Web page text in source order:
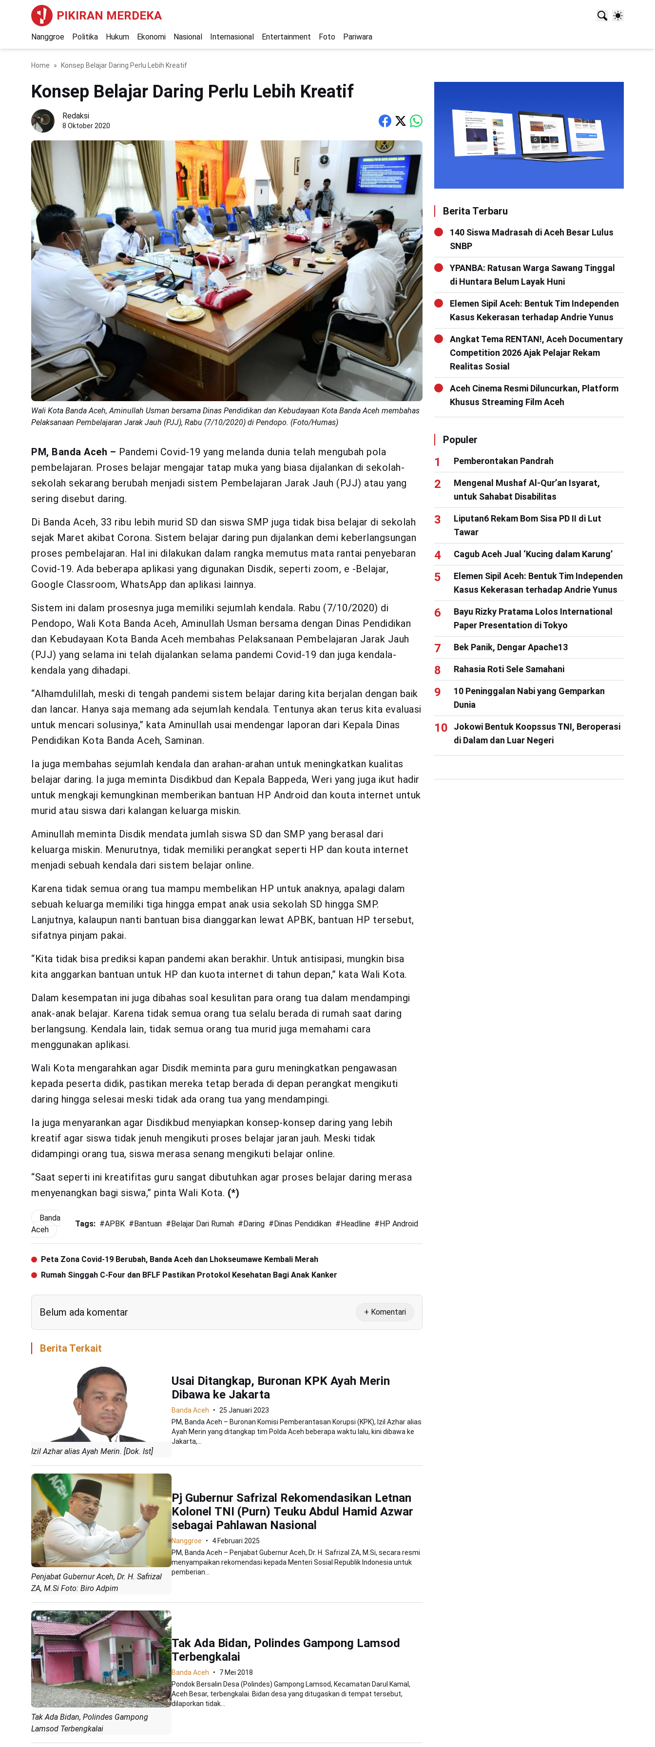
PIKIRAN MERDEKA
Nanggroe Politika Hukum Ekonomi Nasional Internasional Entertainment Foto Pariwara
Home Konsep Belajar Daring Perlu Lebih Kreatif
Konsep Belajar Daring Perlu Lebih Kreatif
Redaksi
8 Oktober 2020
Wali Kota Banda Aceh, Aminullah Usman bersama Dinas Pendidikan dan Kebudayaan Kota Banda Aceh membahas
Pelaksanaan Pembelajaran Jarak Jauh (PJJ), Rabu (7/10/2020) di Pendopo. (Foto/Humas)
PM, Banda Aceh – Pandemi Covid-19 yang melanda dunia telah mengubah pola
pembelajaran. Proses belajar mengajar tatap muka yang biasa dijalankan di sekolah-
sekolah sekarang berubah menjadi sistem Pembelajaran Jarak Jauh (PJJ) atau yang
sering disebut daring.
Di Banda Aceh, 33 ribu lebih murid SD dan siswa SMP juga tidak bisa belajar di sekolah
sejak Maret akibat Corona. Sistem belajar daring pun dijalankan demi keberlangsungan
proses pembelajaran. Hal ini dilakukan dalam rangka memutus mata rantai penyebaran
Covid-19. Ada beberapa aplikasi yang digunakan Disdik, seperti zoom, e -Belajar,
Google Classroom, WhatsApp dan aplikasi lainnya.
Sistem ini dalam prosesnya juga memiliki sejumlah kendala. Rabu (7/10/2020) di
Pendopo, Wali Kota Banda Aceh, Aminullah Usman bersama dengan Dinas Pendidikan
dan Kebudayaan Kota Banda Aceh membahas Pelaksanaan Pembelajaran Jarak Jauh
(PJJ) yang selama ini telah dijalankan selama pandemi Covid-19 dan juga kendala-
kendala yang dihadapi.
“Alhamdulillah, meski di tengah pandemi sistem belajar daring kita berjalan dengan baik
dan lancar. Hanya saja memang ada sejumlah kendala. Tentunya akan terus kita evaluasi
untuk mencari solusinya,” kata Aminullah usai mendengar laporan dari Kepala Dinas
Pendidikan Kota Banda Aceh, Saminan.
Ia juga membahas sejumlah kendala dan arahan-arahan untuk meningkatkan kualitas
belajar daring. Ia juga meminta Disdikbud dan Kepala Bappeda, Weri yang juga ikut hadir
untuk mengkaji kemungkinan memberikan bantuan HP Android dan kouta internet untuk
murid atau siswa dari kalangan keluarga miskin.
Aminullah meminta Disdik mendata jumlah siswa SD dan SMP yang berasal dari
keluarga miskin. Menurutnya, tidak memiliki perangkat seperti HP dan kouta internet
menjadi sebuah kendala dari sistem belajar online.
Karena tidak semua orang tua mampu membelikan HP untuk anaknya, apalagi dalam
sebuah keluarga memiliki tiga hingga empat anak usia sekolah SD hingga SMP.
Lanjutnya, kalaupun nanti bantuan bisa dianggarkan lewat APBK, bantuan HP tersebut,
sifatnya pinjam pakai.
“Kita tidak bisa prediksi kapan pandemi akan berakhir. Untuk antisipasi, mungkin bisa
kita anggarkan bantuan untuk HP dan kuota internet di tahun depan,” kata Wali Kota.
Dalam kesempatan ini juga dibahas soal kesulitan para orang tua dalam mendampingi
anak-anak belajar. Karena tidak semua orang tua selalu berada di rumah saat daring
berlangsung. Kendala lain, tidak semua orang tua murid juga memahami cara
menggunakan aplikasi.
Wali Kota mengarahkan agar Disdik meminta para guru meningkatkan pengawasan
kepada peserta didik, pastikan mereka tetap berada di depan perangkat mengikuti
daring hingga selesai meski tidak ada orang tua yang mendampingi.
Ia juga menyarankan agar Disdikbud menyiapkan konsep-konsep daring yang lebih
kreatif agar siswa tidak jenuh mengikuti proses belajar jaran jauh. Meski tidak
didampingi orang tua, siswa merasa senang mengikuti belajar online.
“Saat seperti ini kreatifitas guru sangat dibutuhkan agar proses belajar daring merasa
menyenangkan bagi siswa,” pinta Wali Kota. (*)
Banda
Aceh
Tags: #APBK #Bantuan #Belajar Dari Rumah #Daring #Dinas Pendidikan #Headline #HP Android
Peta Zona Covid-19 Berubah, Banda Aceh dan Lhokseumawe Kembali Merah
Rumah Singgah C-Four dan BFLF Pastikan Protokol Kesehatan Bagi Anak Kanker
Belum ada komentar + Komentari
Berita Terkait
Izil Azhar alias Ayah Merin. [Dok. Ist]
Usai Ditangkap, Buronan KPK Ayah Merin
Dibawa ke Jakarta
Banda Aceh
25 Januari 2023
PM, Banda Aceh – Buronan Komisi Pemberantasan Korupsi (KPK), Izil Azhar alias
Ayah Merin yang ditangkap tim Polda Aceh beberapa waktu lalu, kini dibawa ke
Jakarta,...
Penjabat Gubernur Aceh, Dr. H. Safrizal
ZA, M.Si Foto: Biro Adpim
Pj Gubernur Safrizal Rekomendasikan Letnan
Kolonel TNI (Purn) Teuku Abdul Hamid Azwar
sebagai Pahlawan Nasional
Nanggroe
4 Februari 2025
PM, Banda Aceh – Penjabat Gubernur Aceh, Dr. H. Safrizal ZA, M.Si, secara resmi
menyampaikan rekomendasi kepada Menteri Sosial Republik Indonesia untuk
pemberian...
Tak Ada Bidan, Polindes Gampong
Lamsod Terbengkalai
Tak Ada Bidan, Polindes Gampong Lamsod
Terbengkalai
Banda Aceh
7 Mei 2018
Pondok Bersalin Desa (Polindes) Gampong Lamsod, Kecamatan Darul Kamal,
Aceh Besar, terbengkalai. Bidan desa yang ditugaskan di tempat tersebut,
dilaporkan tidak...
Berita Terbaru
140 Siswa Madrasah di Aceh Besar Lulus
SNBP
YPANBA: Ratusan Warga Sawang Tinggal
di Huntara Belum Layak Huni
Elemen Sipil Aceh: Bentuk Tim Independen
Kasus Kekerasan terhadap Andrie Yunus
Angkat Tema RENTAN!, Aceh Documentary
Competition 2026 Ajak Pelajar Rekam
Realitas Sosial
Aceh Cinema Resmi Diluncurkan, Platform
Khusus Streaming Film Aceh
Populer
Pemberontakan Pandrah
Mengenal Mushaf Al-Qur’an Isyarat,
untuk Sahabat Disabilitas
Liputan6 Rekam Bom Sisa PD II di Lut
Tawar
Cagub Aceh Jual ‘Kucing dalam Karung’
Elemen Sipil Aceh: Bentuk Tim Independen
Kasus Kekerasan terhadap Andrie Yunus
Bayu Rizky Pratama Lolos International
Paper Presentation di Tokyo
Bek Panik, Dengar Apache13
Rahasia Roti Sele Samahani
10 Peninggalan Nabi yang Gemparkan
Dunia
Jokowi Bentuk Koopssus TNI, Beroperasi
di Dalam dan Luar Negeri